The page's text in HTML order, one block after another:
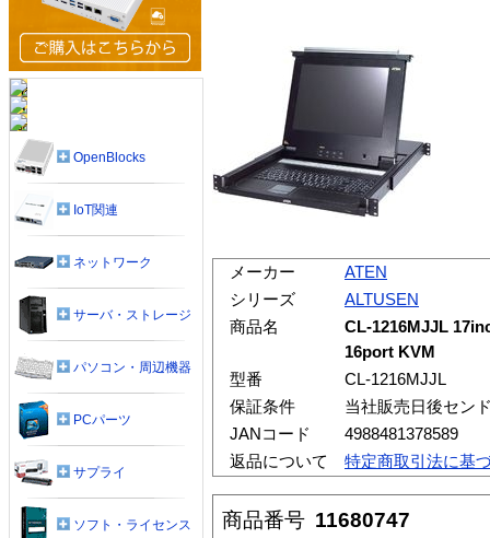
メーカー
ATEN
シリーズ
ALTUSEN
商品名
CL-1216MJJL
16port KVM
型番
CL-1216MJJL
保証条件
当社販売日後セン
JANコード
4988481378589
返品について
特定商取引法に基
商品番号 11680747
OpenBlocks
IoT関連
ネットワーク
サーバ・ストレージ
パソコン・周辺機器
PCパーツ
サプライ
ソフト・ライセンス